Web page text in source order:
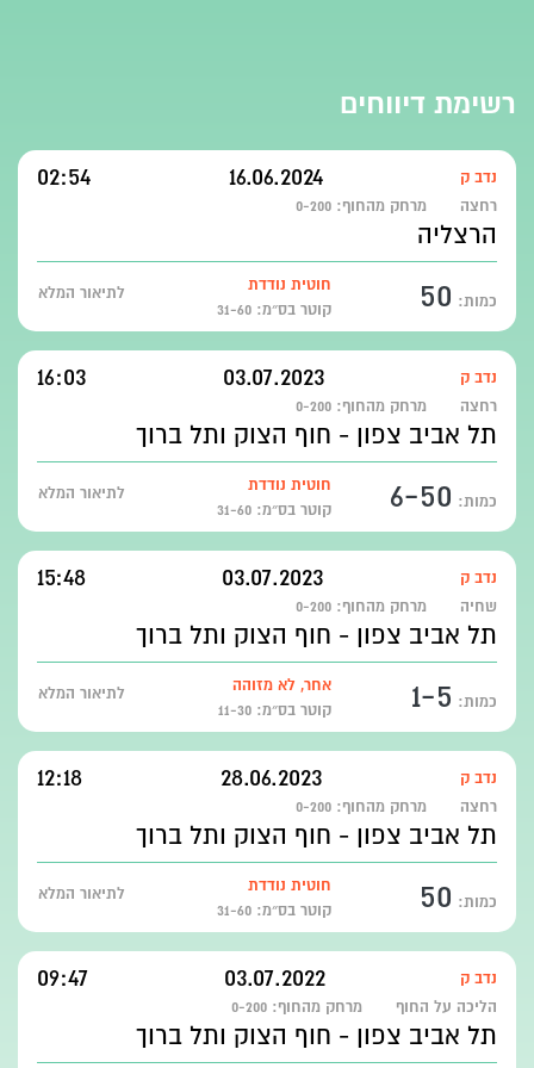
רשימת דיווחים
נדב ק 16.06.2024
02:54
רחצה מרחק מהחוף: 0-200
הרצליה
כמות: 50
חוטית נודדת
קוטר בס״מ: 31-60
לתיאור המלא
נדב ק 03.07.2023
16:03
רחצה מרחק מהחוף: 0-200
תל אביב צפון - חוף הצוק ותל ברוך
כמות: 6-50
חוטית נודדת
קוטר בס״מ: 31-60
לתיאור המלא
נדב ק 03.07.2023
15:48
שחיה מרחק מהחוף: 0-200
תל אביב צפון - חוף הצוק ותל ברוך
כמות: 1-5
אחר, לא מזוהה
קוטר בס״מ: 11-30
לתיאור המלא
נדב ק 28.06.2023
12:18
רחצה מרחק מהחוף: 0-200
תל אביב צפון - חוף הצוק ותל ברוך
כמות: 50
חוטית נודדת
קוטר בס״מ: 31-60
לתיאור המלא
נדב ק 03.07.2022
09:47
הליכה על החוף מרחק מהחוף: 0-200
תל אביב צפון - חוף הצוק ותל ברוך